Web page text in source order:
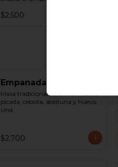
$2.500
Empanada de pino
Masa tradicional rellena con carne
picada, cebolla, aceituna y huevo.
Und.
$2.700